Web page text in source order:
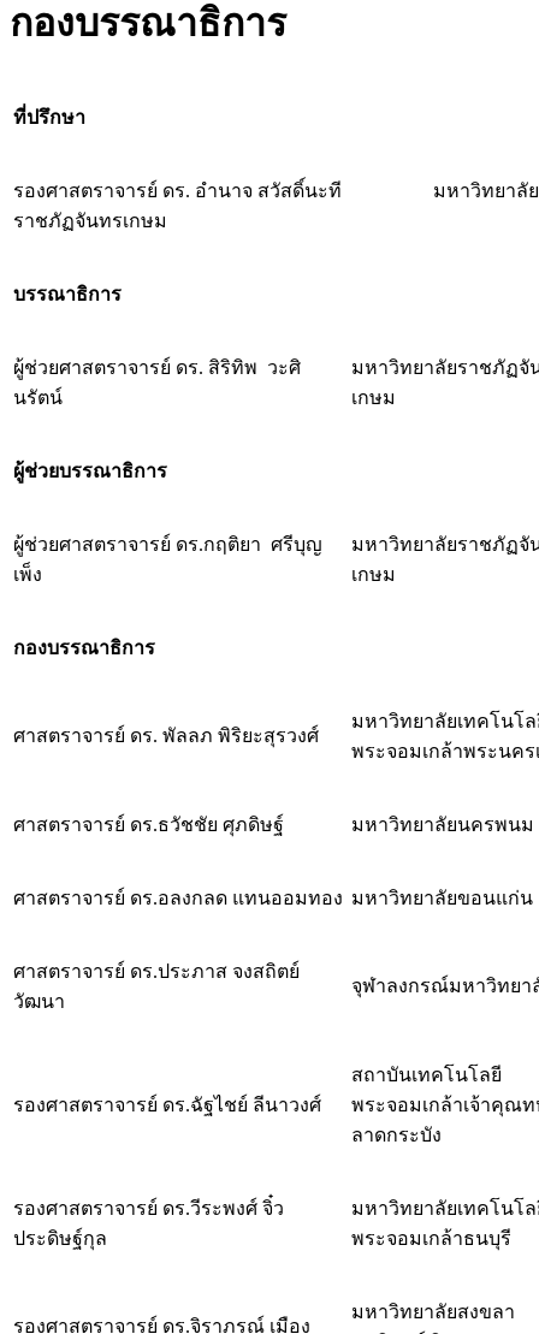
กองบรรณาธิการ
ที่ปรึกษา
รองศาสตราจารย์ ดร. อำนาจ สวัสดิ์นะที มหาวิทยาลัย
ราชภัฏจันทรเกษม
บรรณาธิการ
ผู้ช่วยศาสตราจารย์ ดร. สิริทิพ วะศิ
นรัตน์
มหาวิทยาลัยราชภัฏจั
เกษม
ผู้ช่วยบรรณาธิการ
ผู้ช่วยศาสตราจารย์ ดร.กฤติยา ศรีบุญ
เพ็ง
มหาวิทยาลัยราชภัฏจั
เกษม
กองบรรณาธิการ
ศาสตราจารย์ ดร. พัลลภ พิริยะสุรวงศ์
มหาวิทยาลัยเทคโนโ
พระจอมเกล้าพระนคร
ศาสตราจารย์ ดร.ธวัชชัย ศุภดิษฐ์ มหาวิทยาลัยนครพนม
ศาสตราจารย์ ดร.อลงกลด แทนออมทอง มหาวิทยาลัยขอนแก่น
ศาสตราจารย์ ดร.ประภาส จงสถิตย์
วัฒนา
จุฬาลงกรณ์มหาวิทยา
รองศาสตราจารย์ ดร.ฉัฐไชย์ ลีนาวงศ์
สถาบันเทคโนโลยี
พระจอมเกล้าเจ้าคุณ
ลาดกระบัง
รองศาสตราจารย์ ดร.วีระพงศ์ จิ๋ว
ประดิษฐ์กุล
มหาวิทยาลัยเทคโนโ
พระจอมเกล้าธนบุรี
รองศาสตราจารย์ ดร.จิราภรณ์ เมือง
มหาวิทยาลัยสงขลา